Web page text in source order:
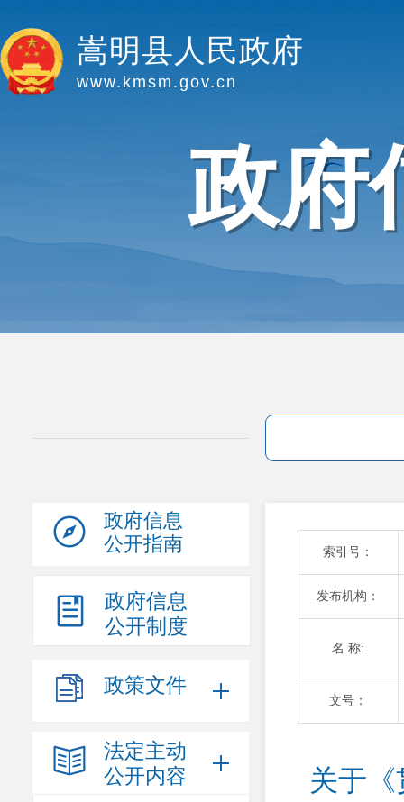
嵩明县人民政府
www.kmsm.gov.cn
政府
政府信息
公开指南
政府信息
公开制度
政策文件
法定主动
公开内容
索引号：
发布机构：
名 称:
文号：
关于